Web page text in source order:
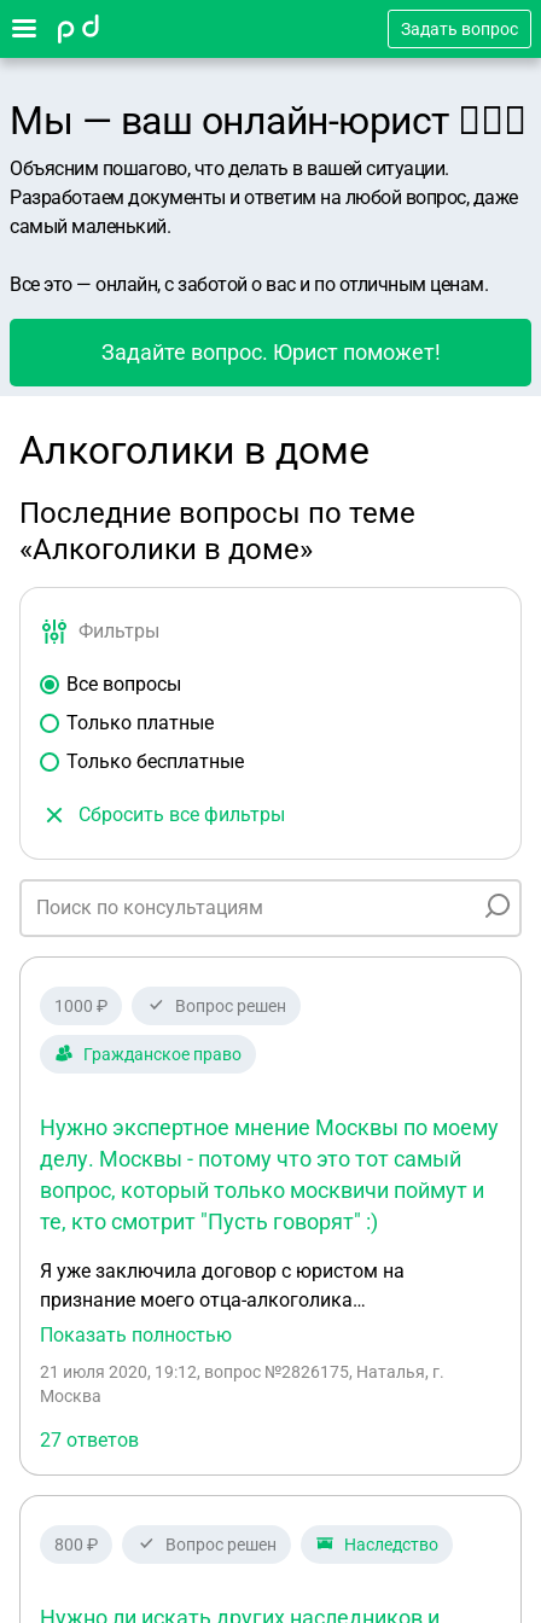
Задать вопрос
Мы — ваш онлайн-юрист 👨🏻‍⚖️
Объясним пошагово, что делать в вашей ситуации.
Разработаем документы и ответим на любой вопрос, даже
самый маленький.
Все это — онлайн, с заботой о вас и по отличным ценам.
Задайте вопрос. Юрист поможет!
Алкоголики в доме
Последние вопросы по теме
«Алкоголики в доме»
Фильтры
Все вопросы
Только платные
Только бесплатные
Сбросить все фильтры
1000 ₽ Вопрос решен
Гражданское право
Нужно экспертное мнение Москвы по моему
делу. Москвы - потому что это тот самый
вопрос, который только москвичи поймут и
те, кто смотрит "Пусть говорят" :)
Я уже заключила договор с юристом на
признание моего отца-алкоголика
недееспособным, подан иск, все материалы по
аудиофайлы дебошей) по доверенности у него,
имя моего отца типа от меня. У меня есть пару-
тройку вопросов, которые появились по ходу
дела, и так называемый адвокат (на самом деле
просто юрист) мне уже ответил на все, но я не
могу понять не вводит ли он меня в
Показать полностью
21 июля 2020, 19:12, вопрос №2826175, Наталья, г.
Москва
27 ответов
800 ₽ Вопрос решен Наследство
Нужно ли искать других наследников и